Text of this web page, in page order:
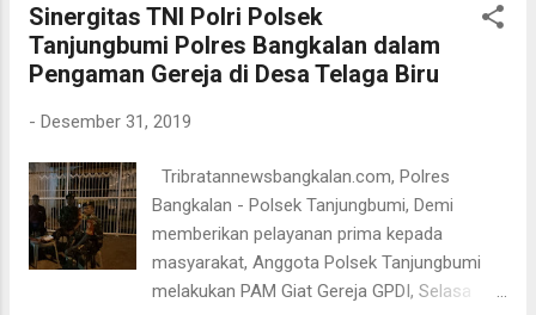
Blega kabupaten Bangkalan guna ngarahkan
pentingnya himbauan Kamtibmas serta
menyusuri tempat tempat rawan terjadinya
lanjutkan ke tempat tempat pemukiman
warga guna menciptakan situasi keakraban
menggali informasi serta memberikan
himbauan Kamtibmas agar selalu
mewaspadai lingkungannya. Kapolsek Blega
AKP Edy Tjahyono Putro, S.H. Menekankan
Sinergitas TNI Polri Polsek
Tanjungbumi Polres Bangkalan dalam
Pengaman Gereja di Desa Telaga Biru
- Desember 31, 2019
Tribratannewsbangkalan.com, Polres
Bangkalan - Polsek Tanjungbumi, Demi
memberikan pelayanan prima kepada
masyarakat, Anggota Polsek Tanjungbumi
melakukan PAM Giat Gereja GPDI, Selasa